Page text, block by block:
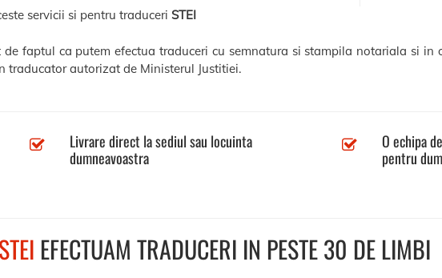
servicii si pentru traduceri STEI
faptul ca putem efectua traduceri cu semnatura si stampila notariala si in
traducator autorizat de Ministerul Justitiei.
Livrare direct la sediul sau locuinta
dumneavoastra
O echipa
pentru
STEI EFECTUAM TRADUCERI IN PESTE 30 DE LIMBI